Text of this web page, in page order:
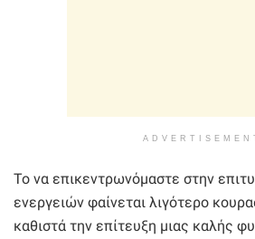
Το να επικεντρωνόμαστε στην
ενεργειών φαίνεται λιγότερο
καθιστά την επίτευξη μιας καλής